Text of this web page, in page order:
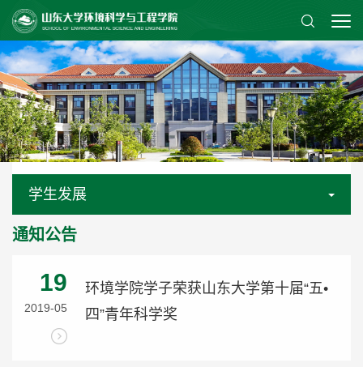
学生发展
通知公告
19
2019-05
环境学院学子荣获山东大学第十届“五•
四”青年科学奖